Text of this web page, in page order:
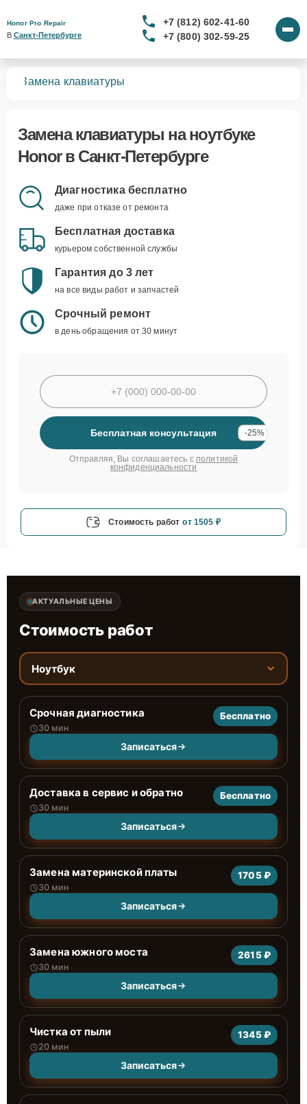
Honor Pro Repair
В Санкт-Петербурге
+7 (812) 602-41-60
+7 (800) 302-59-25
Замена клавиатуры
Замена клавиатуры на ноутбуке
Honor в Санкт-Петербурге
Диагностика бесплатно
даже при отказе от ремонта
Бесплатная доставка
курьером собственной службы
Гарантия до 3 лет
на все виды работ и запчастей
Срочный ремонт
в день обращения от 30 минут
Бесплатная консультация -25%
Отправляя, Вы соглашаетесь с политикой
конфиденциальности
Стоимость работ от 1505 ₽
АКТУАЛЬНЫЕ ЦЕНЫ
Стоимость работ
Ноутбук
Срочная диагностика
30 мин
Бесплатно
Записаться
Доставка в сервис и обратно
30 мин
Бесплатно
Записаться
Замена материнской платы
30 мин
1705 ₽
Записаться
Замена южного моста
30 мин
2615 ₽
Записаться
Чистка от пыли
20 мин
1345 ₽
Записаться